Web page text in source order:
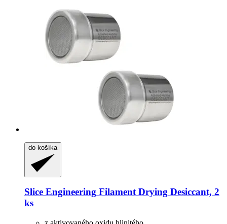
do košíka
Slice Engineering Filament Drying Desiccant, 2
ks